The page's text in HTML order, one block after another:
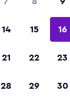
14 15 16
21 22 23
28 29 30